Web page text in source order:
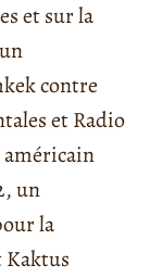
et sur la
contre
et Radio
un
la